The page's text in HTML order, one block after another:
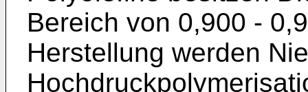
Bereich von 0,900 -
Herstellung werden